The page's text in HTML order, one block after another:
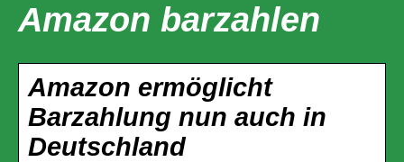
Amazon barzahlen
Amazon ermöglicht
Barzahlung nun auch in
Deutschland